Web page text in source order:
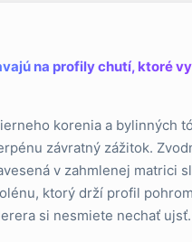
na profily chutí, ktoré
korenia a bylinných
závratný zážitok.
v zahmlenej matrici
ktorý drží profil
si nesmiete nechať ujsť.